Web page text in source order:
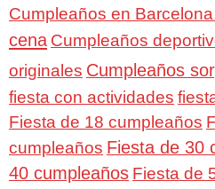
Cumpleaños en
cena Cumpleaños
originales Cumpleaños
fiesta con actividades
Fiesta de 18 cumpleaños
cumpleaños Fiesta de 30
40 cumpleaños Fiesta de